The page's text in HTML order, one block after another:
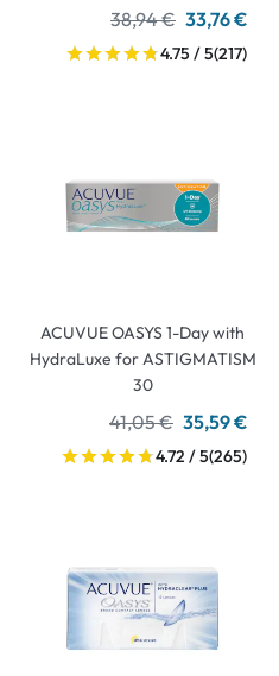
38,94 € 33,76 €
4.75 / 5(217)
ACUVUE OASYS 1-Day with
HydraLuxe for ASTIGMATISM
30
41,05 € 35,59 €
4.72 / 5(265)